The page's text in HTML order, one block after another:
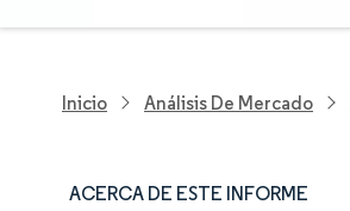
Inicio Análisis De Mercado
ACERCA DE ESTE INFORME